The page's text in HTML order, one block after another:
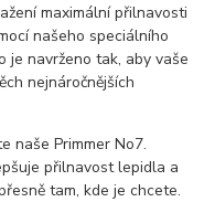
maximální přilnavosti
našeho speciálního
je navrženo tak, aby vaše
nejnáročnějších
naše Primmer No7.
přilnavost lepidla a
tam, kde je chcete.